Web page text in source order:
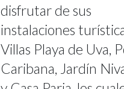
disfrutar de sus
instalaciones
Villas Playa de Uva,
Caribana, Jardín